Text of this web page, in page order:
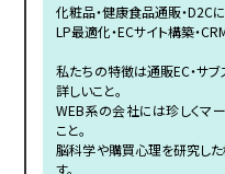
化粧品・健康食品通販・D2C
LP最適化・ECサイト構築・
私たちの特徴は通販EC・サ
詳しいこと。
WEB系の会社には珍しくマ
こと。
脳科学や購買心理を研究し
す。